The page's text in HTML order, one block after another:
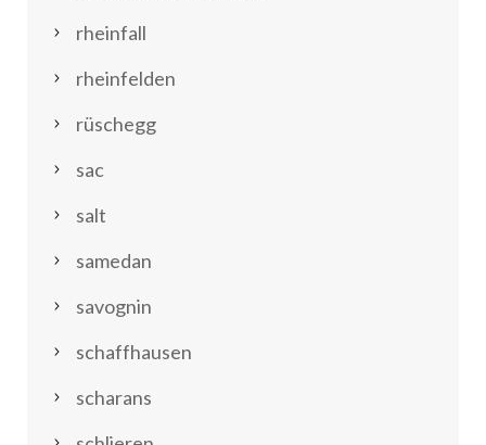
rheinfall
rheinfelden
rüschegg
sac
salt
samedan
savognin
schaffhausen
scharans